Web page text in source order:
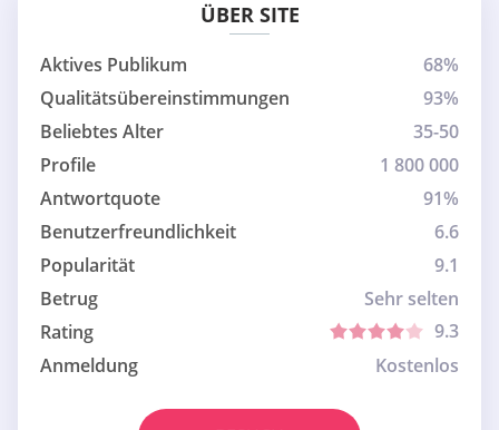
ÜBER SITE
Aktives Publikum
68%
Qualitätsübereinstimmungen
93%
Beliebtes Alter
35-50
Profile
1 800 000
Antwortquote
91%
Benutzerfreundlichkeit
6.6
Popularität
9.1
Betrug
Sehr selten
Rating
9.3
Anmeldung
Kostenlos